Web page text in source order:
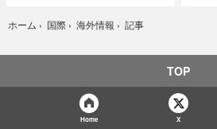
ホーム › 国際 › 海外情報 › 記事
TOP
Home X